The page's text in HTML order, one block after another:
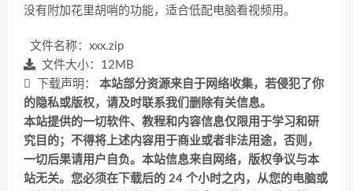
没有附加花里胡哨的功能，适合低配电脑看视频用。
文件名称：xxx.zip
文件大小：12MB
下载声明：
本站部分资源来自于网络收集，若侵犯了你
的隐私或版权，请及时联系我们删除有关信息。
本站提供的一切软件、教程和内容信息仅限用于学习和研
究目的；不得将上述内容用于商业或者非法用途，否则，
一切后果请用户自负。本站信息来自网络，版权争议与本
站无关。您必须在下载后的 24 个小时之内，从您的电脑或